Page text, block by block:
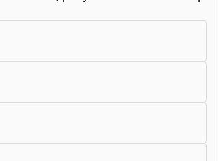
LeerwegBOL
Techniek & Mechatronica>
Lees meer over debijkomende kosten